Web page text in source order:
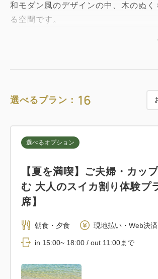
和モダン風のデザインの中、木のぬく
る空間です。
河津浜、伊豆七島を望み、朝日や星
季節や時間帯によって愉しめます。
温泉との相性を追求すべくゼロから開
■潮雲コーヒー
自家焙煎珈琲工房、「カフェアイラナ
コーヒー豆は、前の目利きからから焙
こだわりぬいたものを、潮雲オリジナ
選べるプラン： 16
選べるオプション
【夏を満喫】ご夫婦・カッ
む 大人のスイカ割り体験プ
席】
朝食・夕食 現地払い・Web決済
in 15:00~ 18:00 / out 11:00まで